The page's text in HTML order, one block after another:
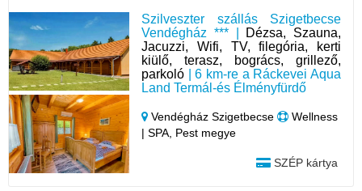
Szilveszter szállás Szigetbecse
Vendégház *** |
Dézsa, Szauna,
Jacuzzi, Wifi, TV, filegória, kerti
kiülő, terasz, bogrács, grillező,
parkoló | 6 km-re a Ráckevei Aqua
Land Termál-és Élményfürdő
Vendégház Szigetbecse
Wellness
| SPA, Pest megye
SZÉP kártya